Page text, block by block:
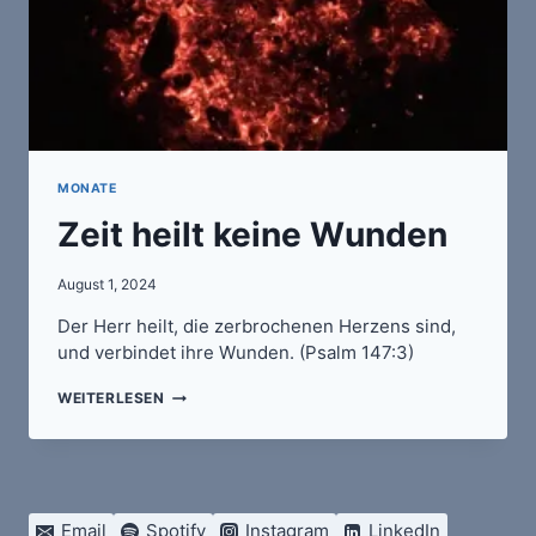
MONATE
Zeit heilt keine Wunden
August 1, 2024
Der Herr heilt, die zerbrochenen Herzens sind,
und verbindet ihre Wunden. (Psalm 147:3)
WEITERLESEN ZEIT
KEINE
Email Spotify Instagram LinkedIn